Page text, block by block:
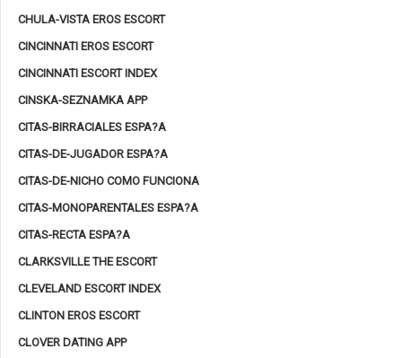
CHULA-VISTA EROS ESCORT
CINCINNATI EROS ESCORT
CINCINNATI ESCORT INDEX
CINSKA-SEZNAMKA APP
CITAS-BIRRACIALES ESPA?A
CITAS-DE-JUGADOR ESPA?A
CITAS-DE-NICHO COMO FUNCIONA
CITAS-MONOPARENTALES ESPA?A
CITAS-RECTA ESPA?A
CLARKSVILLE THE ESCORT
CLEVELAND ESCORT INDEX
CLINTON EROS ESCORT
CLOVER DATING APP